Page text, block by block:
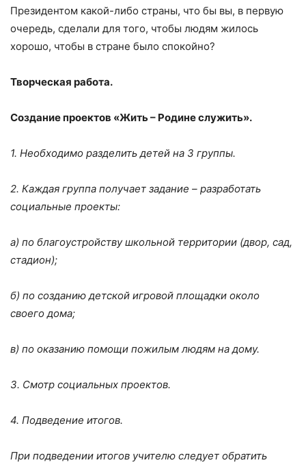
Президентом какой-либо страны, что бы вы, в первую
очередь, сделали для того, чтобы людям жилось
хорошо, чтобы в стране было спокойно?
Творческая работа.
Создание проектов «Жить – Родине служить».
1. Необходимо разделить детей на 3 группы.
2. Каждая группа получает задание – разработать
социальные проекты:
а) по благоустройству школьной территории (двор, сад,
стадион);
б) по созданию детской игровой площадки около
своего дома;
в) по оказанию помощи пожилым людям на дому.
3. Смотр социальных проектов.
4. Подведение итогов.
При подведении итогов учителю следует обратить